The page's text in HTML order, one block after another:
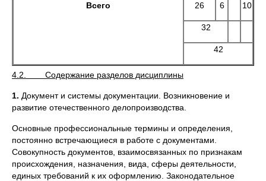
Всего 26 6 10
32
42
4.2. Содержание разделов дисциплины
1. Документ и системы документации. Возникновение и
развитие отечественного делопроизводства.
Основные профессиональные термины и определения,
постоянно встречающиеся в работе с документами.
Совокупность документов, взаимосвязанных по признакам
происхождения, назначения, вида, сферы деятельности,
единых требований к их оформлению. Законодательное